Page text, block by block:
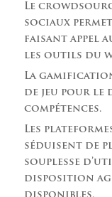
Le
sociaux
faisant appel
les outils du
La
de jeu pour le
compétences.
Les
séduisent de
souplesse
disposition